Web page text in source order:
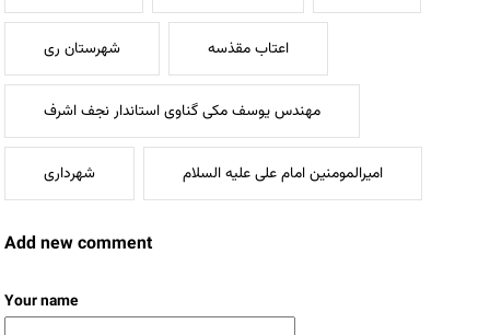
شهرستان ری اعتاب مقذسه
مهندس یوسف مکی گناوی استاندار نجف اشرف
شهرداری امیرالمومنین امام علی علیه السلام
Add new comment
Your name